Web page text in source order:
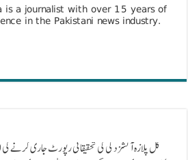
is a journalist with over 15 years of
in the Pakistani news industry.
گل پلازہ آتشزدگی کی تحقیقاتی رپورٹ جاری کرنے کی